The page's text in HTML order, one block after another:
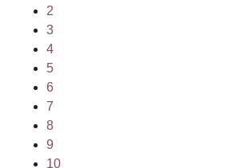
2
3
4
5
6
7
8
9
10